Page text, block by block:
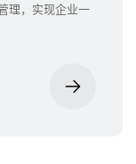
理，实现企业一